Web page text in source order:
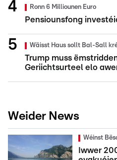
Ronn 6 Milliounen Euro
Pensiounsfong
Wäisst Haus sollt Bal-Sall
Trump muss
Geriichtsurteel elo
Weider News
Wéinst
Iwwer